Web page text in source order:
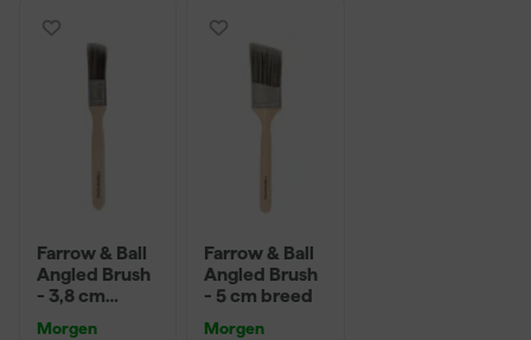
Farrow & Ball
Angled Brush
- 3,8 cm
Morgen
Farrow & Ball
Angled Brush
- 5 cm breed
Morgen